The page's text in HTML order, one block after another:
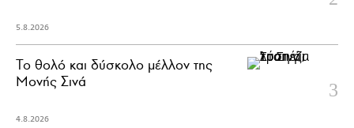
5.8.2026
Το θολό και δύσκολο μέλλον της
Μονής Σινά
4.8.2026